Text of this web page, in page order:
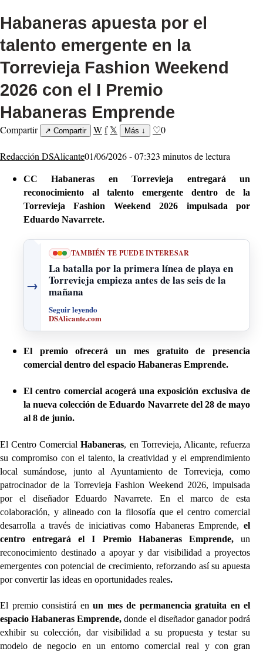
Habaneras apuesta por el
talento emergente en la
Torrevieja Fashion Weekend
2026 con el I Premio
Habaneras Emprende
Compartir ↗ Compartir Wf 𝕏 Más ↓ ♡0
Redacción DSAlicante01/06/2026 - 07:323 minutos de lectura
CC Habaneras en Torrevieja entregará un
reconocimiento al talento emergente dentro de la
Torrevieja Fashion Weekend 2026 impulsada por
Eduardo Navarrete.
→
TAMBIÉN TE PUEDE INTERESAR
La batalla por la primera línea de playa en
Torrevieja empieza antes de las seis de la
mañana
Seguir leyendo
DSAlicante.com
El premio ofrecerá un mes gratuito de presencia
comercial dentro del espacio Habaneras Emprende.
El centro comercial acogerá una exposición exclusiva de
la nueva colección de Eduardo Navarrete del 28 de mayo
al 8 de junio.
El Centro ComercialHabaneras, en Torrevieja, Alicante, refuerza
su compromiso con el talento, la creatividad y el emprendimiento
local sumándose, junto al Ayuntamiento de Torrevieja, como
patrocinador de la Torrevieja Fashion Weekend 2026, impulsada
por el diseñador Eduardo Navarrete. En el marco de esta
colaboración, y alineado con la filosofía que el centro comercial
desarrolla a través de iniciativas como Habaneras Emprende, el
centro entregará el I Premio Habaneras Emprende, un
reconocimiento destinado a apoyar y dar visibilidad a proyectos
emergentes con potencial de crecimiento, reforzando así su apuesta
por convertir las ideas en oportunidades reales.
El premio consistirá en un mes de permanencia gratuita en el
espacio Habaneras Emprende, donde el diseñador ganador podrá
exhibir su colección, dar visibilidad a su propuesta y testar su
modelo de negocio en un entorno comercial real y con gran